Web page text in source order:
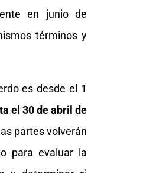
en junio de
términos y
es desde el 1
el 30 de abril de
partes volverán
para evaluar la